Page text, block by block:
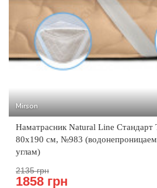
Mirson
Наматрасник Natural Line Стандарт
80x190 см, №983
углам)
2135 грн
1858 грн